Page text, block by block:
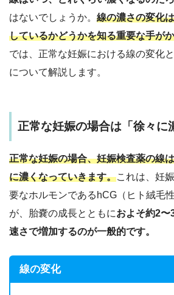
はないでしょうか。 線の濃さの変化
しているかどうかを知る重要な手が
では、正常な妊娠における線の変化
について解説します。
正常な妊娠の場合は「徐々に
正常な妊娠の場合、妊娠検査薬の線は
に濃くなっていきます。これは、妊
要なホルモンであるhCG（ヒト絨毛
が、胎嚢の成長とともにおよそ約2〜
速さで増加するのが一般的です。
線の変化